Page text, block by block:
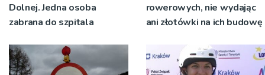
Dolnej. Jedna osoba
zabrana do szpitala
rowerowych, nie wydając
ani złotówki na ich budowę